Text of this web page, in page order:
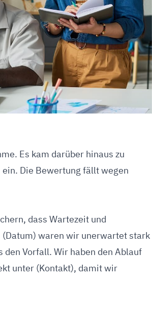
Es kam darüber hinaus zu
Die Bewertung fällt wegen
dass Wartezeit und
waren wir unerwartet stark
Vorfall. Wir haben den Ablauf
unter (Kontakt), damit wir